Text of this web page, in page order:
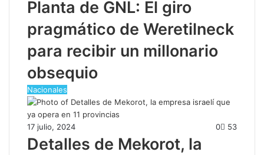
Planta de GNL: El giro
pragmático de Weretilneck
para recibir un millonario
obsequio
Nacionales
17 julio, 2024 0 53
Detalles de Mekorot, la